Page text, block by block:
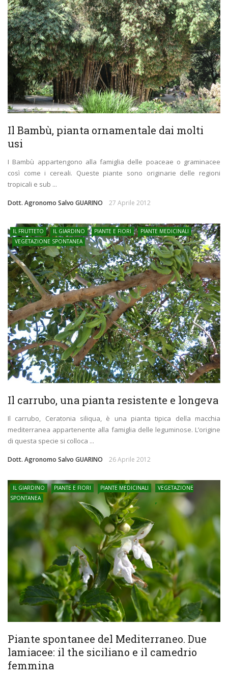
Il Bambù, pianta ornamentale dai molti
usi
I Bambù appartengono alla famiglia delle poaceae o graminacee
così come i cereali. Queste piante sono originarie delle regioni
tropicali e sub ...
Dott. Agronomo Salvo GUARINO 27 Aprile 2012
IL FRUTTETO IL GIARDINO PIANTE E FIORI
PIANTE MEDICINALI
VEGETAZIONE SPONTANEA
Il carrubo, una pianta resistente e longeva
Il carrubo, Ceratonia siliqua, è una pianta tipica della macchia
mediterranea appartenente alla famiglia delle leguminose. L’origine
di questa specie si colloca ...
Dott. Agronomo Salvo GUARINO 26 Aprile 2012
IL GIARDINO PIANTE E FIORI PIANTE MEDICINALI
VEGETAZIONE
SPONTANEA
Piante spontanee del Mediterraneo. Due
lamiacee: il the siciliano e il camedrio
femmina